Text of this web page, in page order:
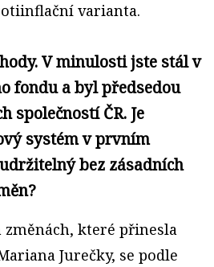
varianta.
V minulosti jste stál v
fondu a byl předsedou
společností ČR. Je
systém v prvním
bez zásadních
které přinesla
Jurečky, se podle